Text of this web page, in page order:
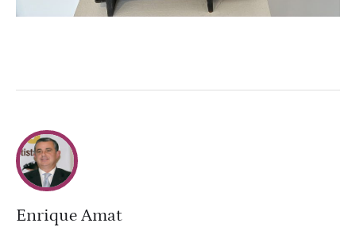
Enrique Amat